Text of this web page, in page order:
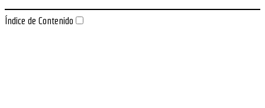
Índice de Contenido